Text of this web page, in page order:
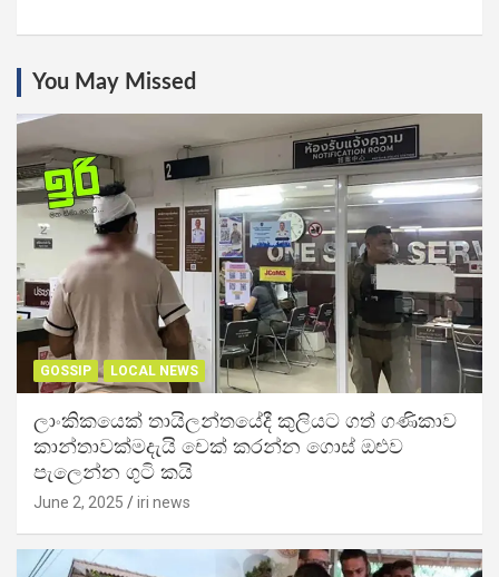
You May Missed
GOSSIP LOCAL NEWS
ලාංකිකයෙක් තායිලන්තයේදී කුලියට ගත් ගණිකාව
කාන්තාවක්මදැයි චෙක් කරන්න ගොස් ඔළුව
පැලෙන්න ගුටි කයි
June 2, 2025 iri news